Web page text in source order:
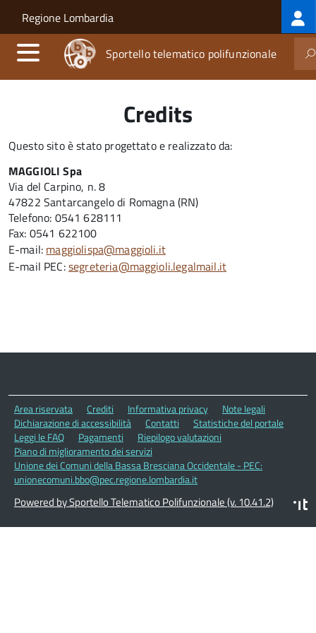
Salta al contenuto principale
Skip to site navigation
Regione Lombardia
Sportello telematico polifunzionale
Credits
Questo sito è stato progettato e realizzato da:
MAGGIOLI Spa
Via del Carpino, n. 8
47822 Santarcangelo di Romagna (RN)
Telefono: 0541 628111
Fax: 0541 622100
E-mail: maggiolispa@maggioli.it
E-mail PEC:segreteria@maggioli.legalmail.it
Area riservata Crediti Informativa privacy
Note legali
Dichiarazione di accessibilità
Contatti
Statistiche del portale
Leggi le FAQ
Pagamenti
Riepilogo valutazioni
Piano di miglioramento dei servizi
Unione dei Comuni della Bassa Bresciana Occidentale - PEC:
unionecomuni.bbo@pec.regione.lombardia.it
Powered by Sportello Telematico Polifunzionale (v. 10.41.2)